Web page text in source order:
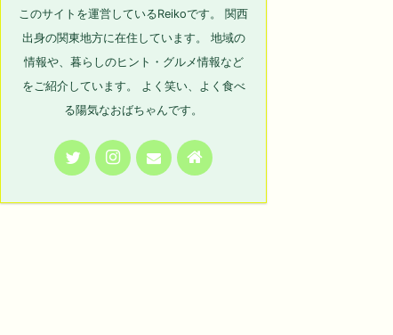
このサイトを運営しているReikoです。 関西
出身の関東地方に在住しています。 地域の
情報や、暮らしのヒント・グルメ情報など
をご紹介しています。 よく笑い、よく食べ
る陽気なおばちゃんです。